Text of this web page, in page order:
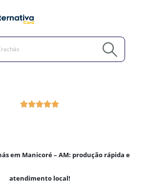
em Manicoré – AM: produção rápida e
atendimento local!